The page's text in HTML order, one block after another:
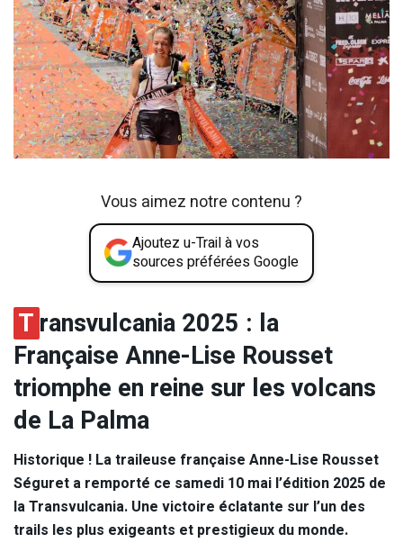
Vous aimez notre contenu ?
Ajoutez u-Trail à vos
sources préférées Google
T ransvulcania 2025 : la
Française Anne-Lise Rousset
triomphe en reine sur les volcans
de La Palma
Historique ! La traileuse française Anne-Lise Rousset
Séguret a remporté ce samedi 10 mai l’édition 2025 de
la Transvulcania. Une victoire éclatante sur l’un des
trails les plus exigeants et prestigieux du monde.